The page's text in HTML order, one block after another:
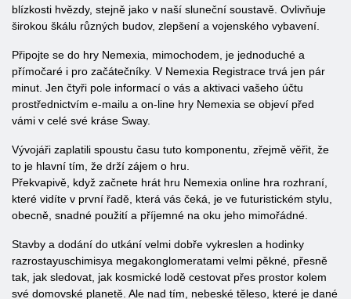
blízkosti hvězdy, stejně jako v naší sluneční soustavě. Ovlivňuje
širokou škálu různých budov, zlepšení a vojenského vybavení.
Připojte se do hry Nemexia, mimochodem, je jednoduché a
přímočaré i pro začátečníky. V Nemexia Registrace trvá jen pár
minut. Jen čtyři pole informací o vás a aktivaci vašeho účtu
prostřednictvím e-mailu a on-line hry Nemexia se objeví před
vámi v celé své kráse Sway.
Vývojáři zaplatili spoustu času tuto komponentu, zřejmě věřit, že
to je hlavní tím, že drží zájem o hru.
Překvapivě, když začnete hrát hru Nemexia online hra rozhraní,
které vidíte v první řadě, která vás čeká, je ve futuristickém stylu,
obecně, snadné použití a příjemné na oku jeho mimořádné.
Stavby a dodání do utkání velmi dobře vykreslen a hodinky
razrostayuschimisya megakonglomeratami velmi pěkné, přesně
tak, jak sledovat, jak kosmické lodě cestovat přes prostor kolem
své domovské planetě. Ale nad tím, nebeské těleso, které je dané